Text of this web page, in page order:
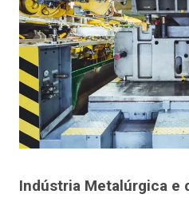
Indústria Metalúrgica e